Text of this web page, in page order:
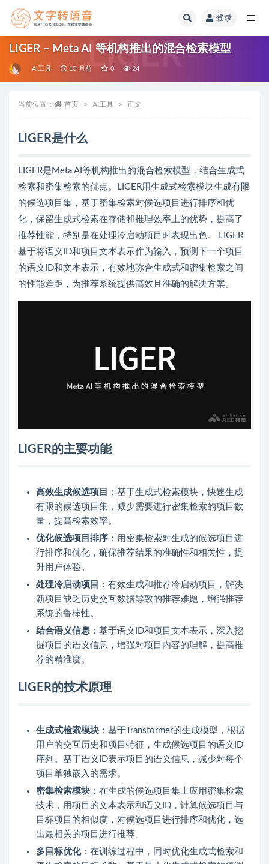
登录
LIGER – Meta AI 等机构推出的混合检索模型
AI工具 10 月前 0 24
当前位置： 首页 AI工具 正文
LIGER是什么
LIGER是Meta AI等机构推出的混合检索模型，结合生成式
检索和密集检索的优点。LIGER用生成式检索模块生成有限
的候选项目集，基于密集检索对候选项目进行排序和优
化，保留生成式检索在存储和推理效率上的优势，提高了
推荐性能，特别是在处理冷启动项目时表现出色。 LIGER
基于将语义ID和项目文本表示作为输入，预测下一个项目
的语义ID和文本表示，有效地弥合生成式和密集检索之间
的性能差距，为推荐系统提供高效且准确的解决方案。
LIGER的主要功能
高效生成候选项目
：基于生成式检索模块，快速生成
有限的候选项目集，减少需要进行密集检索的项目数
量，提高检索效率。
优化候选项目排序 ：用密集检索对生成的候选项目进
行排序和优化，确保推荐结果的准确性和相关性，提
升用户体验。
处理冷启动项目
：有效生成和推荐冷启动项目，解决
新项目缺乏历史交互数据导致的推荐难题，增强推荐
系统的鲁棒性。
结合语义信息 ：基于语义ID和项目文本表示，深入挖
掘项目的语义信息，增强对项目内容的理解，提高推
荐的精准度。
LIGER的技术原理
生成式检索模块 ：基于Transformer的生成模型，根据
用户的交互历史和项目特征，生成候选项目的语义ID
序列。基于语义ID表示项目的语义信息，减少对每个
项目单独嵌入的需求。
密集检索模块 ：在生成的候选项目集上应用密集检索
技术，用项目的文本表示和语义ID，计算候选项目与
目标项目的相似度，对候选项目进行排序和优化，选
出最相关的项目进行推荐。
多目标优化：在训练过程中，同时优化生成式检索和